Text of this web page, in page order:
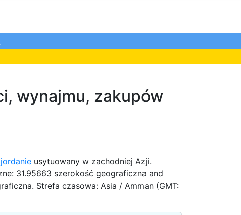
wynajmu, zakupów
usytuowany w zachodniej Azji.
31.95663 szerokość geograficzna and
Strefa czasowa: Asia / Amman (GMT: